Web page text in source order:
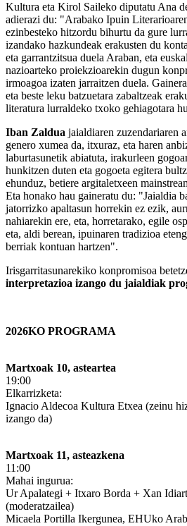
Kultura eta Kirol Saileko diputatu Ana
adierazi du: "Arabako Ipuin
ezinbesteko hitzordu bihurtu da gure
izandako hazkundeak erakusten du
eta garrantzitsua duela Araban, eta
nazioarteko proiekzioarekin dugun
irmoagoa izaten jarraitzen duela.
eta beste leku batzuetara zabaltzeak
literatura lurraldeko txoko gehiagotara
Iban Zaldua jaialdiaren zuzendariaren
genero xumea da, itxuraz, eta haren
laburtasunetik abiatuta, irakurleen
hunkitzen duten eta gogoeta egitera
ehunduz, betiere argitaletxeen
Eta honako hau gaineratu du: "Jaialdia
jatorrizko apaltasun horrekin ez ezik,
nahiarekin ere, eta, horretarako, egile
eta, aldi berean, ipuinaren tradizioa
berriak kontuan hartzen".
Irisgarritasunarekiko konpromisoa
interpretazioa izango du jaialdiak
2026KO PROGRAMA
Martxoak 10, asteartea
19:00
Elkarrizketa:
Ignacio Aldecoa Kultura Etxea (zeinu
izango da)
Martxoak 11, asteazkena
11:00
Mahai ingurua:
Ur Apalategi + Itxaro Borda + Xan
(moderatzailea)
Micaela Portilla Ikergunea, EHUko